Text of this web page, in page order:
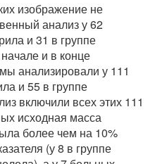
изображение не
анализ у 62
и 31 в группе
и в конце
анализировали у 111
и 55 в группе
включили всех этих 111
исходная масса
более чем на 10%
(у 8 в группе